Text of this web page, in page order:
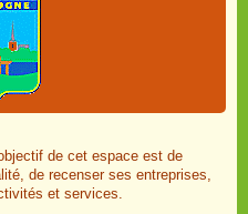
de cet espace est de
de recenser ses entreprises,
et services.